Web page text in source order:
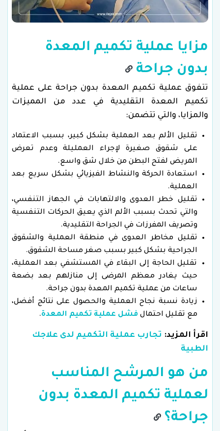
مزايا عملية تكميم المعدة
بدون جراحة
تتفوق عملية تكميم المعدة بدون جراحة على عملية
تكميم المعدة التقليدية في عدد من المميزات
والمزايا، والتي تتضمن:
تقليل الألم بعد العملية بشكل كبير، بسبب الاعتماد
على شقوق صغيرة لإجراء العمليلة وعدم تعرض
المريض لفتح البطن من خلال شق واسع.
استعادة الحركة والنشاط الفيزيائي بشكل سريع بعد
العملية.
تقليل خطر العدوى والالتهابات في الجهاز التنفسي،
والتي تحدث بسبب الألم الذي يعيق الحركات التنفسية
وتصريف المفرزات في الجراحة التقليدية.
تقليل مخاطر العدوى في منطقة العملية والشقوق
الجراحية بشكل كبير بسبب صغر مساحة الشقوق.
تقليل الحاجة إلى البقاء في المستشفي بعد العملية،
حيث يغادر معظم المرضى إلى منازلهم بعد بضعة
ساعات من عملية تكميم المعدة بدون جراحة.
زيادة نسبة نجاح العملية والحصول على نتائج أفضل،
مع تقليل احتمال فشل عملية تكميم المعدة.
اقرأ المزيد: تجارب عملية التكميم لدى علاجك
الطبية
من هو المرشح المناسب
لعملية تكميم المعدة بدون
جراحة؟